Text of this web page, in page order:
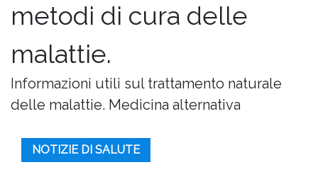
metodi di cura delle
malattie.
Informazioni utili sul trattamento naturale
delle malattie. Medicina alternativa
NOTIZIE DI SALUTE